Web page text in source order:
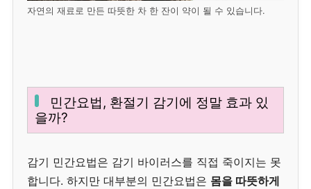
자연의 재료로 만든 따뜻한 차 한 잔이 약이 될 수 있습니다.
민간요법, 환절기 감기에 정말 효과 있
을까?
감기 민간요법은 감기 바이러스를 직접 죽이지는 못
합니다. 하지만 대부분의 민간요법은 몸을 따뜻하게